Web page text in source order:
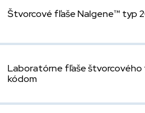
Štvorcové fľaše Nalgene™ typ
Laboratórne fľaše
kódom